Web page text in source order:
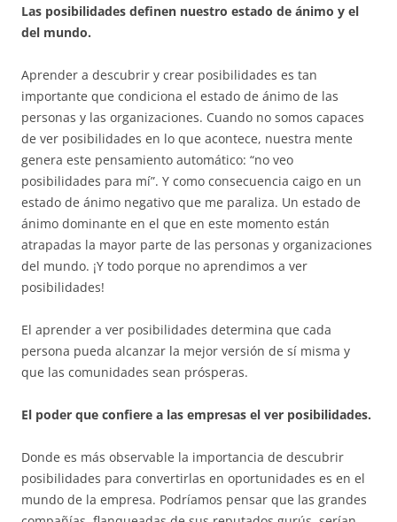
Las posibilidades definen nuestro estado de ánimo y el
del mundo.
Aprender a descubrir y crear posibilidades es tan
importante que condiciona el estado de ánimo de las
personas y las organizaciones. Cuando no somos capaces
de ver posibilidades en lo que acontece, nuestra mente
genera este pensamiento automático: “no veo
posibilidades para mí”. Y como consecuencia caigo en un
estado de ánimo negativo que me paraliza. Un estado de
ánimo dominante en el que en este momento están
atrapadas la mayor parte de las personas y organizaciones
del mundo. ¡Y todo porque no aprendimos a ver
posibilidades!
El aprender a ver posibilidades determina que cada
persona pueda alcanzar la mejor versión de sí misma y
que las comunidades sean prósperas.
El poder que confiere a las empresas el ver posibilidades.
Donde es más observable la importancia de descubrir
posibilidades para convertirlas en oportunidades es en el
mundo de la empresa. Podríamos pensar que las grandes